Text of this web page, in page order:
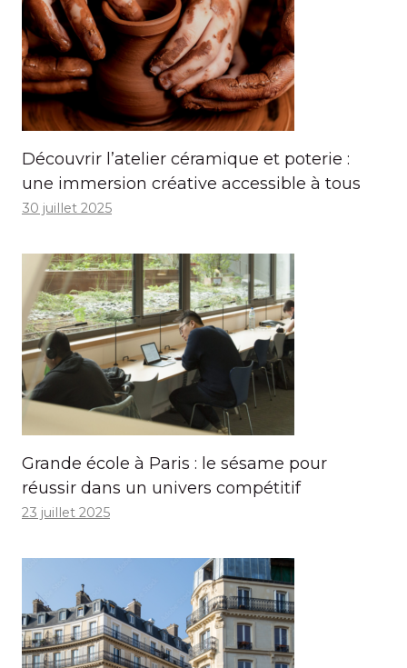
Découvrir l’atelier céramique et poterie :
une immersion créative accessible à tous
30 juillet 2025
Grande école à Paris : le sésame pour
réussir dans un univers compétitif
23 juillet 2025